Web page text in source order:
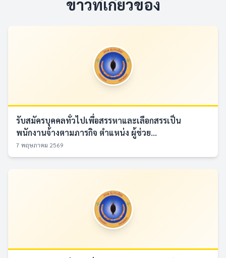
ข่าวที่เกี่ยวข้อง
รับสมัครบุคคลทั่วไปเพื่อสรรหาและเลือกสรรเป็น
พนักงานจ้างตามภารกิจ ตำแหน่ง ผู้ช่วย...
7 พฤษภาคม 2569